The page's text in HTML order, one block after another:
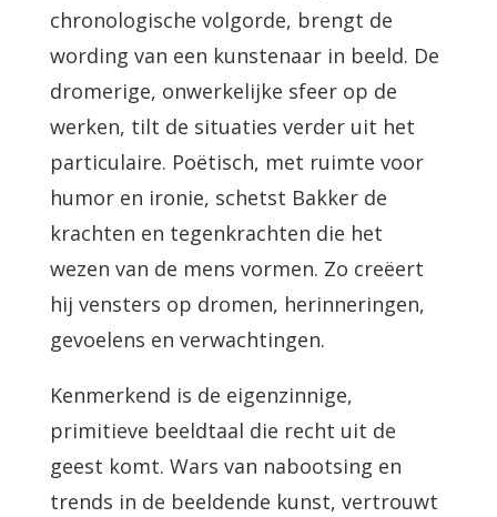
chronologische volgorde, brengt de
wording van een kunstenaar in beeld. De
dromerige, onwerkelijke sfeer op de
werken, tilt de situaties verder uit het
particulaire. Poëtisch, met ruimte voor
humor en ironie, schetst Bakker de
krachten en tegenkrachten die het
wezen van de mens vormen. Zo creëert
hij vensters op dromen, herinneringen,
gevoelens en verwachtingen.
Kenmerkend is de eigenzinnige,
primitieve beeldtaal die recht uit de
geest komt. Wars van nabootsing en
trends in de beeldende kunst, vertrouwt